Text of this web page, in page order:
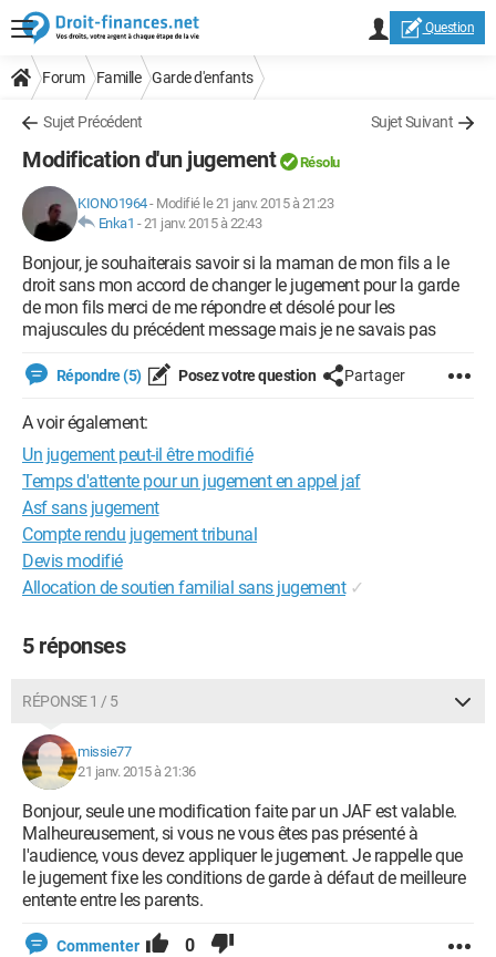
Question
Forum Famille Garde d'enfants
Sujet Précédent Sujet Suivant
Modification d'un jugement Résolu
KIONO1964- Modifié le 21 janv. 2015 à 21:23
Enka1 -21 janv. 2015 à 22:43
Bonjour, je souhaiterais savoir si la maman de mon fils a le
droit sans mon accord de changer le jugement pour la garde
de mon fils merci de me répondre et désolé pour les
majuscules du précédent message mais je ne savais pas
Répondre (5) Posez votre question Partager
A voir également:
Un jugement peut-il être modifié
Temps d'attente pour un jugement en appel jaf
Asf sans jugement
Compte rendu jugement tribunal
Devis modifié
Allocation de soutien familial sans jugement ✓
5 réponses
RÉPONSE 1 / 5
missie77
21 janv. 2015 à 21:36
Bonjour, seule une modification faite par un JAF est valable.
Malheureusement, si vous ne vous êtes pas présenté à
l'audience, vous devez appliquer le jugement. Je rappelle que
le jugement fixe les conditions de garde à défaut de meilleure
entente entre les parents.
Commenter 0